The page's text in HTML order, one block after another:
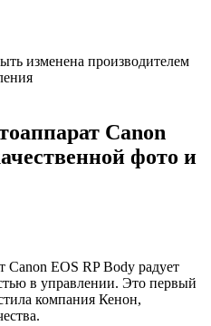
изменена производителем
Canon
фото и
EOS RP Body радует
в управлении. Это первый
компания Кенон,